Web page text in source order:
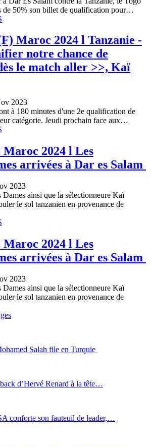
de 50% son billet de qualification pour…
Maroc 2024 l Tanzanie -
notre chance de
le match aller >>, Kaï
2023
à 180 minutes d'une 2e qualification de
catégorie. Jeudi prochain face aux…
2024 l Les
arrivées à Dar es Salam
2023
ainsi que la sélectionneure Kaï
le sol tanzanien en provenance de
2024 l Les
arrivées à Dar es Salam
2023
ainsi que la sélectionneure Kaï
le sol tanzanien en provenance de
Salah file en Turquie
d’Hervé Renard à la tête…
conforte son fauteuil de leader,…